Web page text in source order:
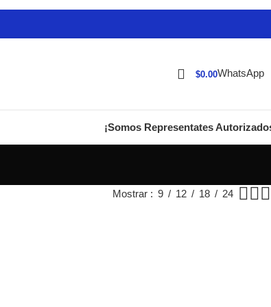
$0.00WhatsApp
¡Somos Representates
Mostrar 9 12 18 24